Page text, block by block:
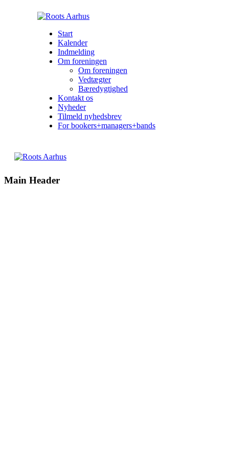
Start
Kalender
Indmelding
Om foreningen
Om foreningen
Vedtægter
Bæredygtighed
Kontakt os
Nyheder
Tilmeld nyhedsbrev
For bookers+managers+bands
Main Header